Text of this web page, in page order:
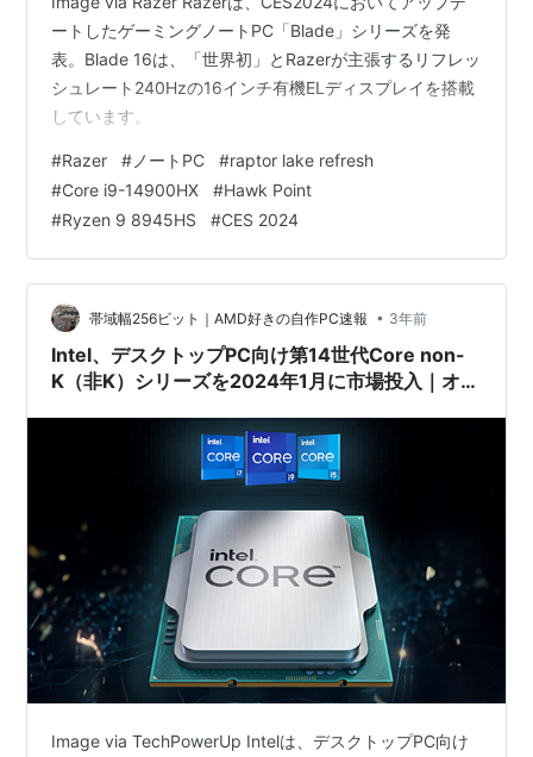
ートしたゲーミングノートPC「Blade」シリーズを発
表。Blade 16は、「世界初」とRazerが主張するリフレッ
シュレート240Hzの16インチ有機ELディスプレイを搭載
しています。
#Razer # ノートPC #raptor lake refresh
#Core i9-14900HX #Hawk Point
#Ryzen 9 8945HS #CES 2024
帯域幅256ビット｜AMD好きの自作PC速報 • 3年前
Intel、デスクトップPC向け第14世代Core non-
K（非K）シリーズを2024年1月に市場投入｜オー
Image via TechPowerUp Intelは、デスクトップPC向け